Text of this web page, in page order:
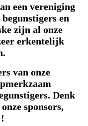
een vereniging
en
zijn al onze
erkentelijk
van onze
Denk
sponsors,